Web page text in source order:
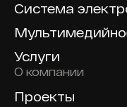
Система
Услуги
О компании
Проекты